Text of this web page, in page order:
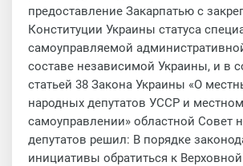
предоставление Закарпатью с
Конституции Украины статуса
самоуправляемой
составе независимой Украины, и в
статьей 38 Закона Украины «О
народных депутатов УССР и местном
самоуправлении» областной Совет
депутатов решил: В порядке
инициативы обратиться к